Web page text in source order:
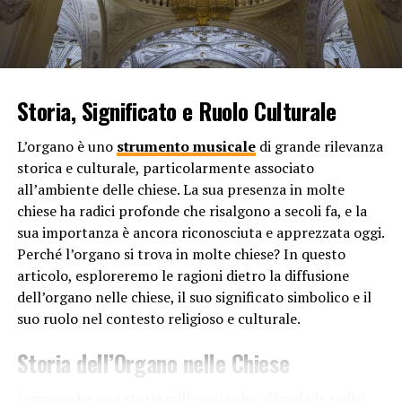
impatto positivo sulla respirazione, incoraggiando
respiri profondi e regolari. Ciò favorisce una migliore
ossigenazione del corpo e riduce lo stress.
La terapia musicale è stata utilizzata con successo in
una varietà di contesti clinici, inclusi quelli che
coinvolgono pazienti con disturbi mentali, malattie
neurologiche, traumi emotivi e dolori cronici. Gli effetti
terapeutici della musica possono essere personalizzati
in base alle preferenze individuali. La musica è
un’opzione terapeutica altamente versatile e inclusiva.
In conclusione, la musica può avere effetti terapeutici
sulla mente e sul corpo perché agisce come un potente
mezzo terapeutico grazie alla sua capacità di influenzare
le emozioni, attivare regioni cerebrali specifiche e
produrre cambiamenti fisiologici nel corpo umano.
Questa combinazione di effetti psicologici, neurologici e
Storia, Significato e Ruolo Culturale
L’organo è uno strumento musicaledi grande rilevanza
storica e culturale, particolarmente associato
all’ambiente delle chiese. La sua presenza in molte
chiese ha radici profonde che risalgono a secoli fa, e la
sua importanza è ancora riconosciuta e apprezzata oggi.
Perché l’organo si trova in molte chiese? In questo
articolo, esploreremo le ragioni dietro la diffusione
dell’organo nelle chiese, il suo significato simbolico e il
suo ruolo nel contesto religioso e culturale.
Storia dell’Organo nelle Chiese